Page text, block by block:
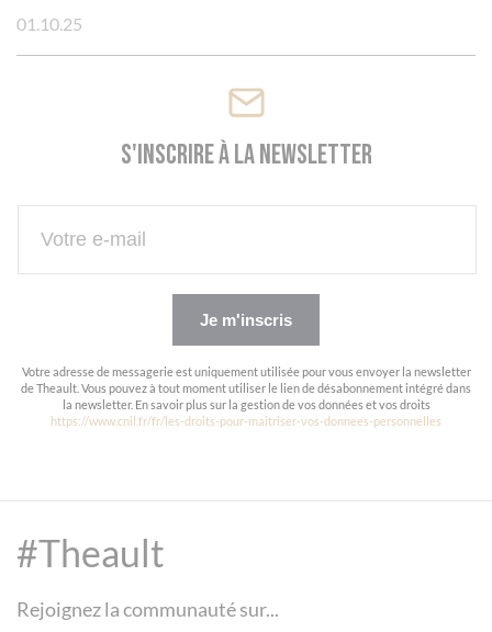
01.10.25
S'inscrire à la newsletter
Je m'inscris
Votre adresse de messagerie est uniquement utilisée pour vous envoyer la newsletter
de Theault. Vous pouvez à tout moment utiliser le lien de désabonnement intégré dans
la newsletter. En savoir plus sur la gestion de vos données et vos droits
https://www.cnil.fr/fr/les-droits-pour-maitriser-vos-donnees-personnelles
#Theault
Rejoignez la communauté sur...